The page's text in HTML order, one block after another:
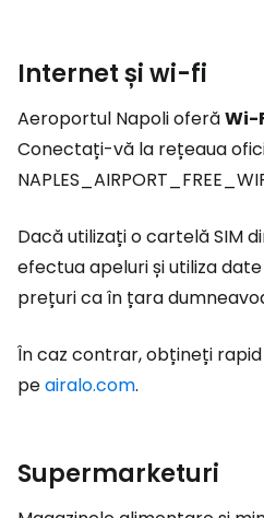
Internet și wi-fi
Aeroportul Napoli oferăWi-
Conectați-vă la rețeaua
Dacă utilizați o cartelă SIM
efectua apeluri și utiliza
prețuri ca în țara
În caz contrar, obțineți
peairalo.com.
Supermarketuri